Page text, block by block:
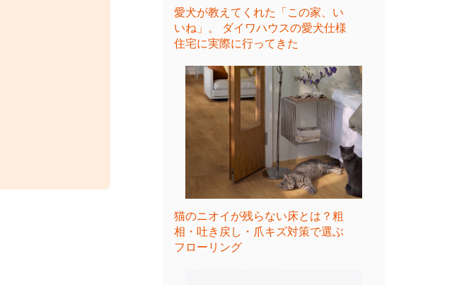
愛犬が教えてくれた「この家、い
いね」。 ダイワハウスの愛犬仕様
住宅に実際に行ってきた
猫のニオイが残らない床とは？粗
相・吐き戻し・爪キズ対策で選ぶ
フローリング